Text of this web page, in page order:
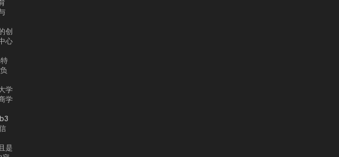
界
地
会
出
业
主
除
基
普
作
日
创
心
于
作
欧
全
学
学
于
谷
是